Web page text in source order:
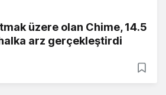
üzere olan Chime, 14.5
arz gerçekleştirdi